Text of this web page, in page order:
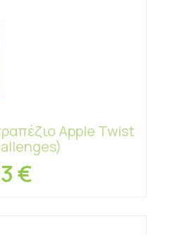
Apple Twist
€